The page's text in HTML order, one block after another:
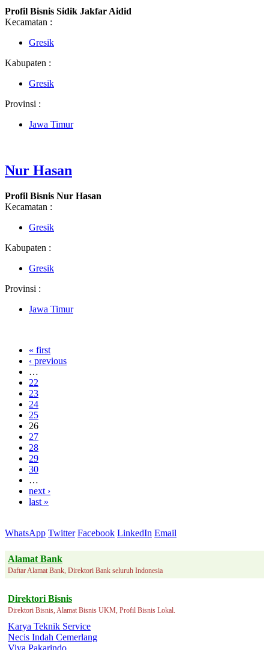
Profil Bisnis Sidik Jakfar Aidid
Kecamatan :
Gresik
Kabupaten :
Gresik
Provinsi :
Jawa Timur
Nur Hasan
Profil Bisnis Nur Hasan
Kecamatan :
Gresik
Kabupaten :
Gresik
Provinsi :
Jawa Timur
« first
‹ previous
…
22
23
24
25
26
27
28
29
30
…
next ›
last »
WhatsApp Twitter Facebook LinkedIn Email
Alamat Bank
Daftar Alamat Bank, Direktori Bank seluruh Indonesia
Direktori Bisnis
Direktori Bisnis, Alamat Bisnis UKM, Profil Bisnis Lokal.
Karya Teknik Service
Necis Indah Cemerlang
Viva Pakarindo